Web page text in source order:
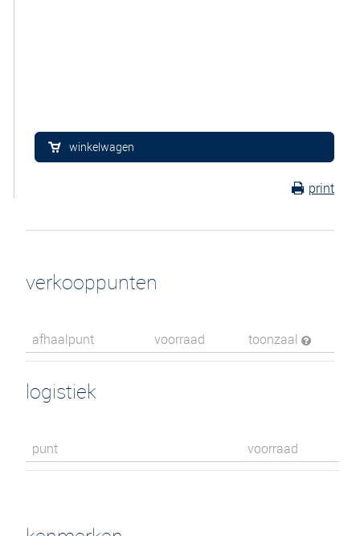
winkelwagen
print
verkooppunten
afhaalpunt voorraad toonzaal
logistiek
punt voorraad